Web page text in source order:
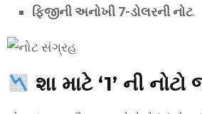
ફિજીની અનોખી 7-ડોલરની નોટ.
શા માટે ‘1’ ની